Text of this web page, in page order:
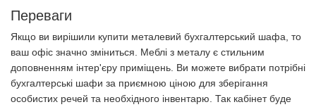
Переваги
Якщо ви вирішили купити металевий бухгалтерський шафа, то
ваш офіс значно зміниться. Меблі з металу є стильним
доповненням інтер'єру приміщень. Ви можете вибрати потрібні
бухгалтерські шафи за приємною ціною для зберігання
особистих речей та необхідного інвентарю. Так кабінет буде